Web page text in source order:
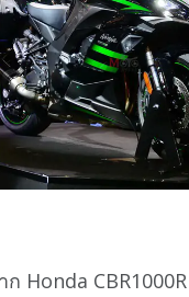
ก Honda